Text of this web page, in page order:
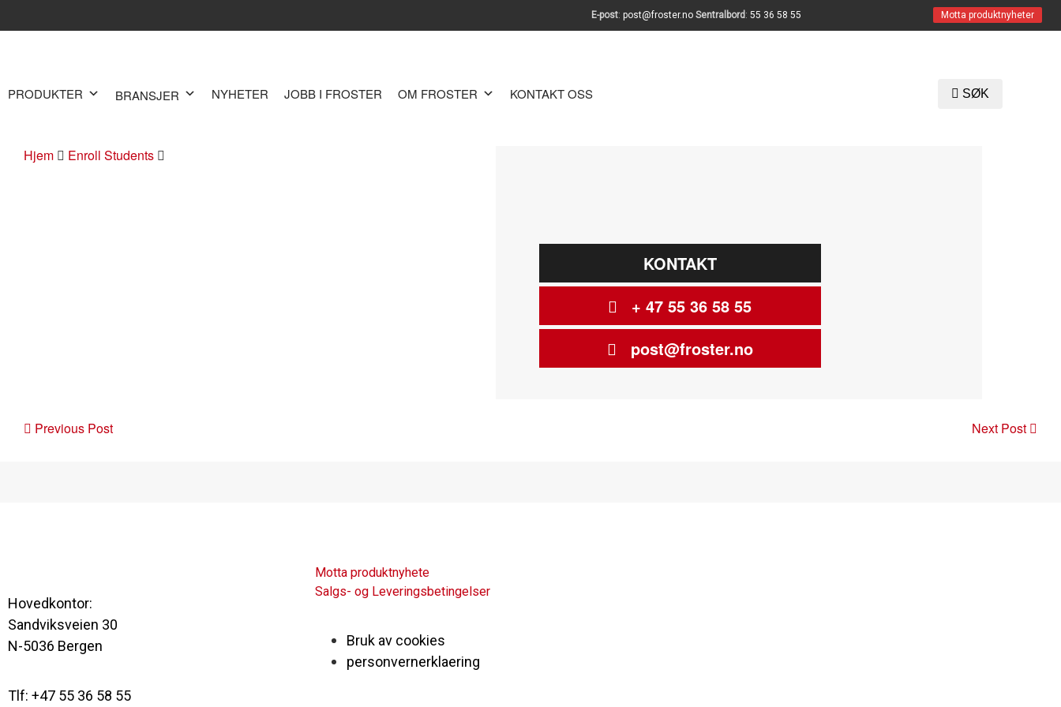
E-post:post@froster.no Sentralbord :55 36 58 55 Motta produktnyheter
PRODUKTER BRANSJER NYHETER JOBB I FROSTER OM FROSTER KONTAKT OSS SØK
Hjem Enroll Students
KONTAKT
+ 47 55 36 58 55
post@froster.no
Post
Previous Post Next Post
Hovedkontor:
Sandviksveien 30
N-5036 Bergen
Tlf: +47 55 36 58 55
Motta produktnyhete
Salgs- og Leveringsbetingelser
Bruk av cookies
personvernerklaering